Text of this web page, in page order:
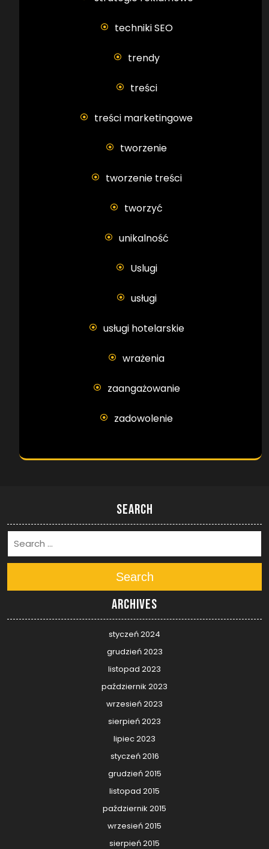
techniki SEO
trendy
treści
treści marketingowe
tworzenie
tworzenie treści
tworzyć
unikalność
Uslugi
usługi
usługi hotelarskie
wrażenia
zaangażowanie
zadowolenie
Search
Search
Archives
styczeń 2024
grudzień 2023
listopad 2023
październik 2023
wrzesień 2023
sierpień 2023
lipiec 2023
styczeń 2016
grudzień 2015
listopad 2015
październik 2015
wrzesień 2015
sierpień 2015